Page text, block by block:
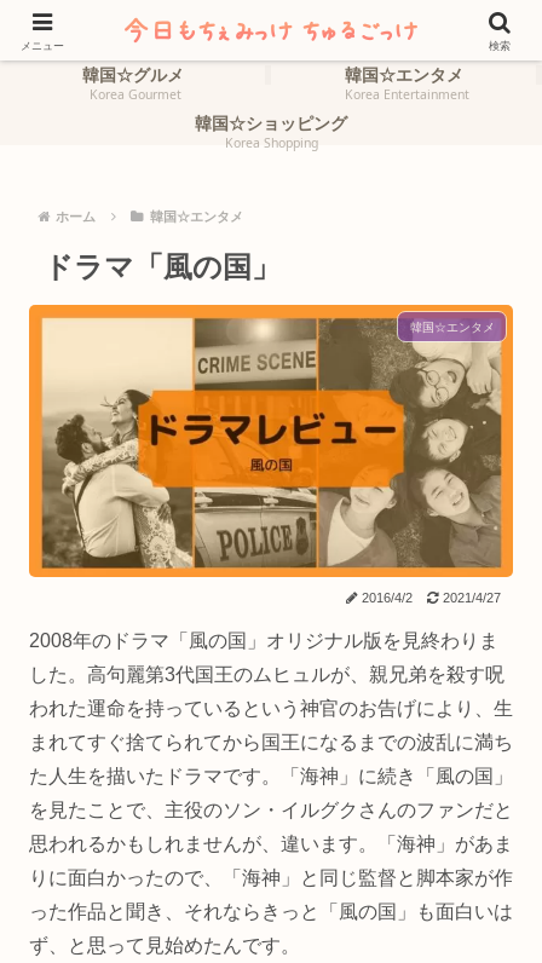
ホーム
HOME
韓国☆旅行
韓国☆グルメ
Korea Gourmet
韓国☆エンタメ
Korea Entertainment
韓国☆ショッピング
Korea Shopping
ホーム 韓国☆エンタメ
ドラマ「風の国」
韓国☆エンタメ
2016/4/2 2021/4/27
2008年のドラマ「風の国」オリジナル版を見終わりま
した。高句麗第3代国王のムヒュルが、親兄弟を殺す呪
われた運命を持っているという神官のお告げにより、生
まれてすぐ捨てられてから国王になるまでの波乱に満ち
た人生を描いたドラマです。「海神」に続き「風の国」
を見たことで、主役のソン・イルグクさんのファンだと
思われるかもしれませんが、違います。「海神」があま
りに面白かったので、「海神」と同じ監督と脚本家が作
った作品と聞き、それならきっと「風の国」も面白いは
ず、と思って見始めたんです。
メニュー 検索